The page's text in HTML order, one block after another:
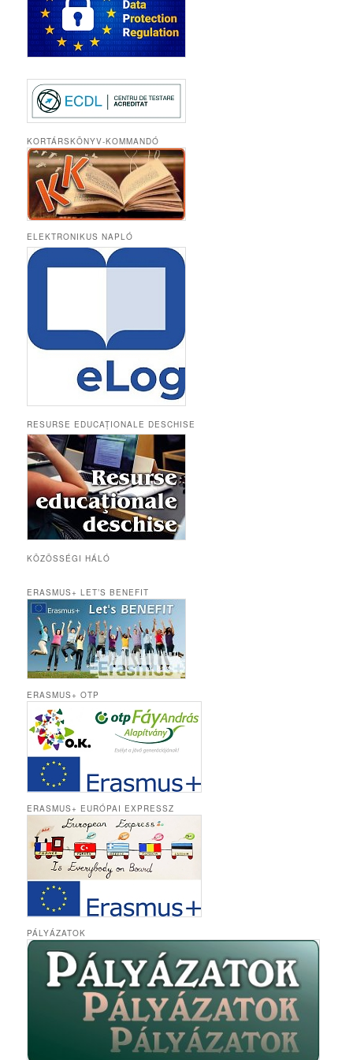
KORTÁRSKÖNYV-KOMMANDÓ
ELEKTRONIKUS NAPLÓ
RESURSE EDUCAȚIONALE DESCHISE
KÖZÖSSÉGI HÁLÓ
ERASMUS+ LET’S BENEFIT
ERASMUS+ OTP
ERASMUS+ EURÓPAI EXPRESSZ
PÁLYÁZATOK